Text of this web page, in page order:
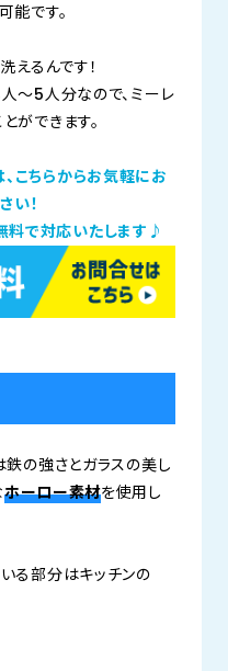
能です。
えるんです！
～5人分なので、ミーレ
ができます。
こちらからお気軽にお
い！
料で対応いたします♪
鉄の強さとガラスの美し
ホーロー素材を使用し
る部分はキッチンの